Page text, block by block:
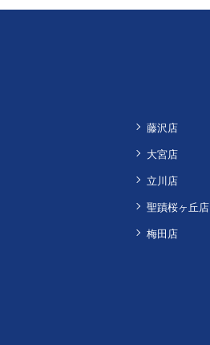
藤沢店
大宮店
立川店
聖蹟桜ヶ丘店
梅田店